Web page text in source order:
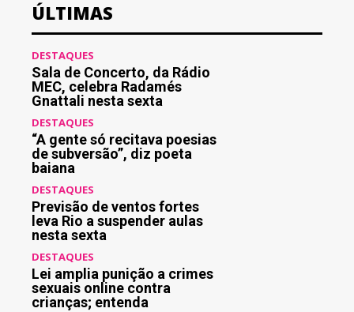
ÚLTIMAS
DESTAQUES
Sala de Concerto, da Rádio
MEC, celebra Radamés
Gnattali nesta sexta
DESTAQUES
“A gente só recitava poesias
de subversão”, diz poeta
baiana
DESTAQUES
Previsão de ventos fortes
leva Rio a suspender aulas
nesta sexta
DESTAQUES
Lei amplia punição a crimes
sexuais online contra
crianças; entenda